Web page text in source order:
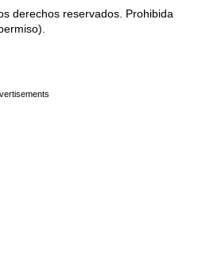
derechos reservados. Prohibida